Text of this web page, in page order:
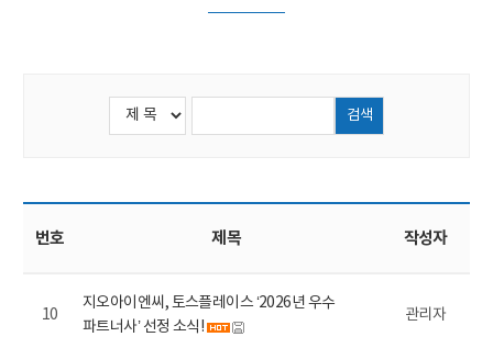
검색
번호 제목 작성자
10
지오아이엔씨, 토스플레이스 ‘2026년 우수
파트너사’ 선정 소식!
관리자